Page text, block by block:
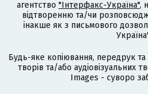
агентство "Інтерфакс-Україна",
відтворенню та/чи
інакше як з письмового
Будь-яке копіювання, передрук
творів та/або аудіовізуальних
Images - суворо